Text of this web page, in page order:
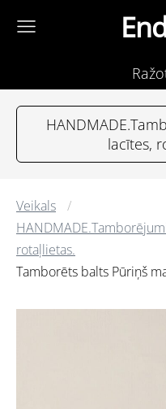
lacītes,
Veikals
rotaļlietas.
Tamborēts balts Pūriņš